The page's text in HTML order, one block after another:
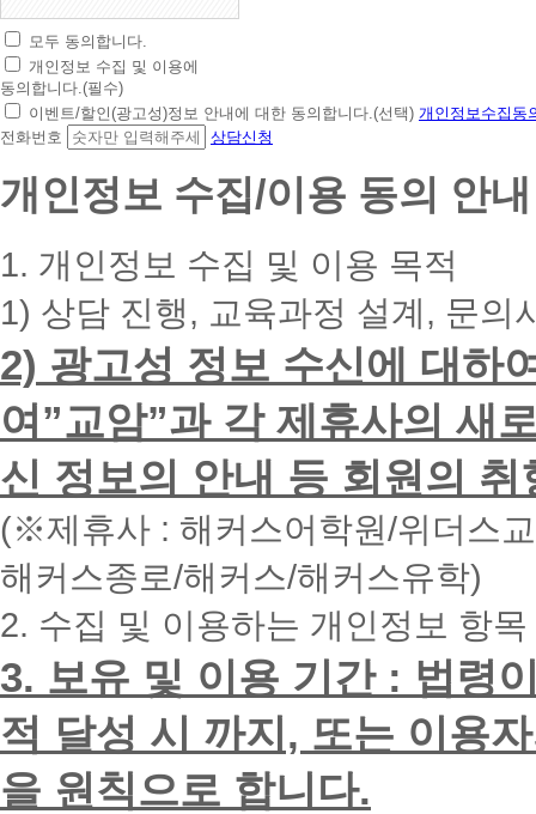
초
간
편
상
담
청
대
폰
입
력
시
면
빠
른
간
내
에
화
드
리
겠
습
니
다.
모두 동의합니다.
개인정보 수집 및 이용에
동의합니다.(필수)
이벤트/할인(광고성)정보 안내에 대한 동의합니다.(선택) 개인정보수집동
전화번호
상담신청
개인정보 수집/이용 동의 안내
1. 개인정보 수집 및 이용 목적
1) 상담 진행, 교육과정 설계, 문의
2) 광고성 정보 수신에 대하
여”교암”과 각 제휴사의 새
신 정보의 안내 등 회원의
(※제휴사 : 해커스어학원/위더스
해커스종로/해커스/해커스유학)
2. 수집 및 이용하는 개인정보 항
3. 보유 및 이용 기간 : 법령
적 달성 시 까지, 또는 이용
을 원칙으로 합니다.